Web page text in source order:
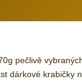
pečlivě
dárkové krabičky